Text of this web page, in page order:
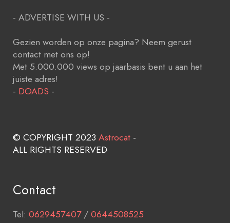
- ADVERTISE WITH US -
Gezien worden op onze pagina? Neem gerust
contact met ons op!
Met 5.000.000 views op jaarbasis bent u aan het
juiste adres!
- DOADS -
© COPYRIGHT 2023 Astrocat -
ALL RIGHTS RESERVED
Contact
Tel: 0629457407/0644508525